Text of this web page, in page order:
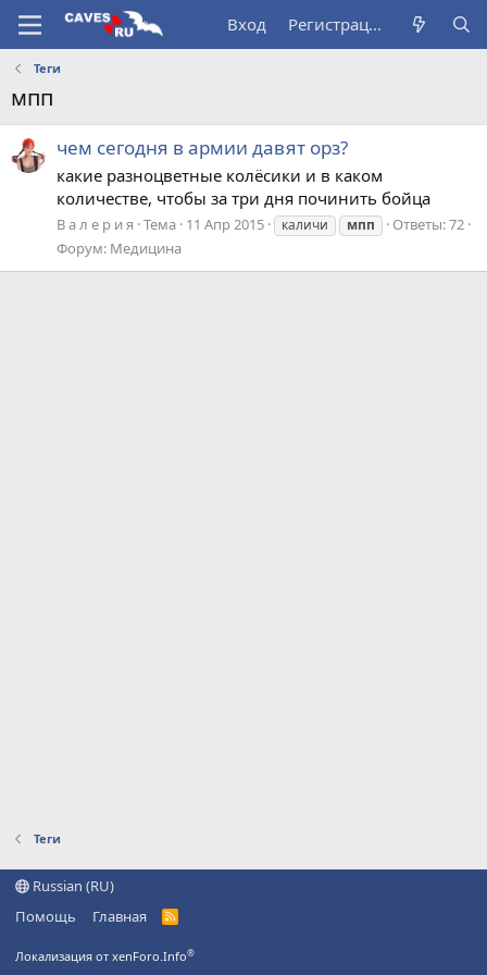
Вход Регистрация
Теги
мпп
чем сегодня в армии давят орз?
какие разноцветные колёсики и в каком
количестве, чтобы за три дня починить бойца
В а л е р и я Тема 11 Апр 2015 каличи мпп
Ответы: 72
Форум: Медицина
Теги
Russian (RU)
Помощь
Главная
R
Локализация от xenForo.Info®